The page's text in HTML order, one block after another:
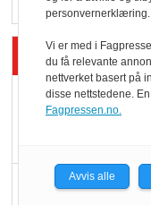
Siste artikler
personvernerklæring.
Vi er med i
du få relevante
nettverket basert på
disse nettstedene.
Fagpressen.no.
Avvis alle